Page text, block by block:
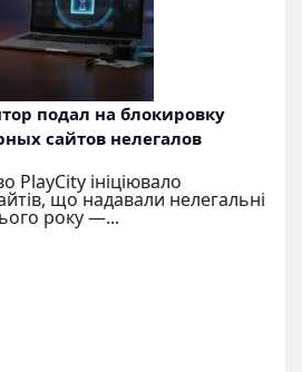
подал на блокировку
сайтов нелегалов
PlayCity ініціювало
що надавали нелегальні
року —...